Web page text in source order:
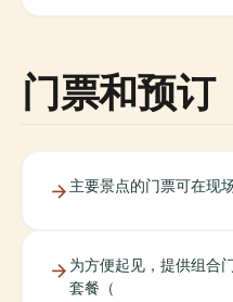
门票和预订
主要景点的门票可在现
为方便起见，提供组合
套餐（